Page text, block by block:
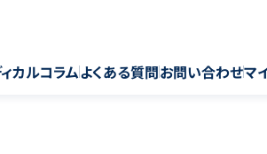
カルコラムよくある質問お問い合わせマ